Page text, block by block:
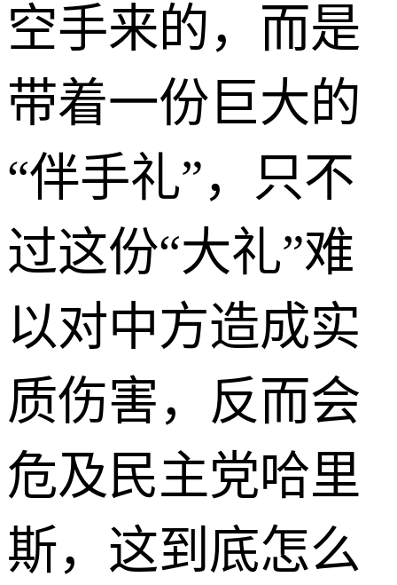
空手来的，而是
带着一份巨大的
“伴手礼”，只不
过这份“大礼”难
以对中方造成实
质伤害，反而会
危及民主党哈里
斯，这到底怎么